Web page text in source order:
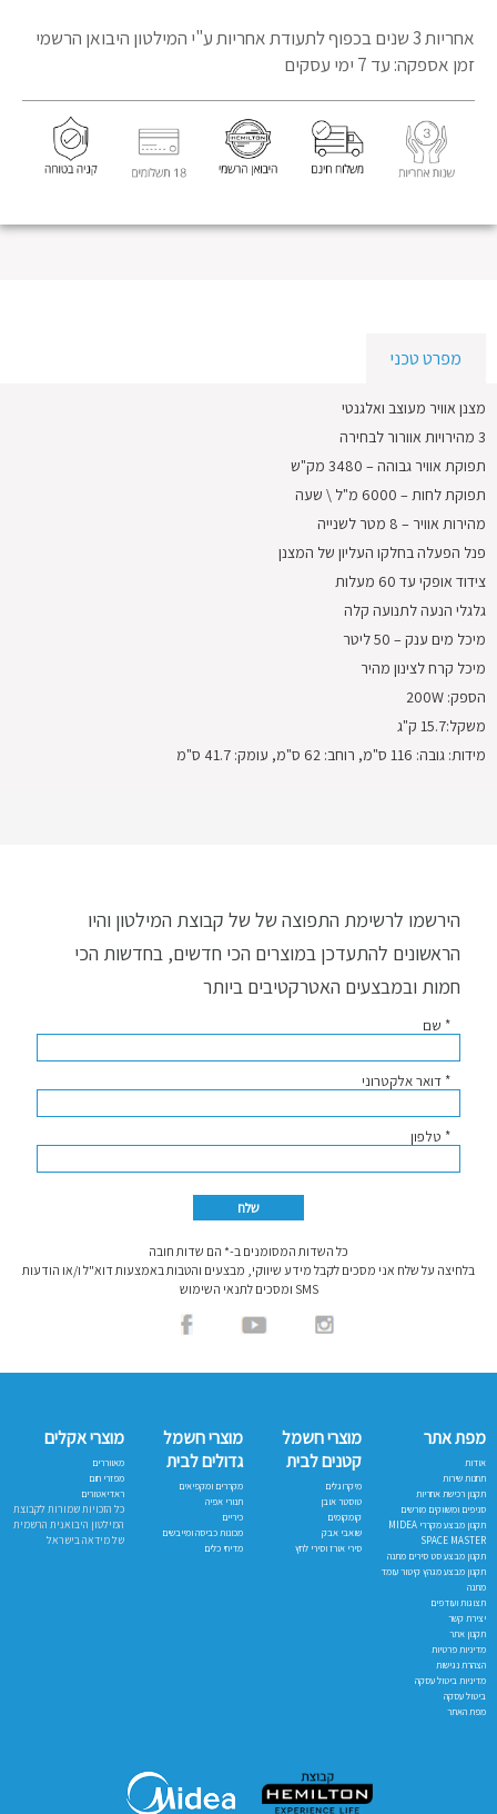
אחריות 3 שנים בכפוף לתעודת אחריות
ע"י המילטון היבואן הרשמי
זמן אספקה: עד 7 ימי עסקים
מפרט טכני
מצנן אוויר מעוצב ואלגנטי
3 מהירויות אוורור לבחירה
תפוקת אוויר גבוהה – 3480 מק"ש
תפוקת לחות – 6000 מ"ל \ שעה
מהירות אוויר – 8 מטר לשנייה
פנל הפעלה בחלקו העליון של המצנן
צידוד אופקי עד 60 מעלות
גלגלי הנעה לתנועה קלה
מיכל מים ענק – 50 ליטר
מיכל קרח לצינון מהיר
הספק: 200W
משקל:15.7 ק"ג
מידות: גובה: 116 ס"מ, רוחב: 62 ס"מ, עומק: 41.7 ס"מ
הירשמו לרשימת התפוצה של של קבוצת המילטון והיו
הראשונים להתעדכן במוצרים הכי חדשים, בחדשות הכי
חמות ובמבצעים האטרקטיבים ביותר
* שם
* דואר אלקטרוני
* טלפון
כל השדות המסומנים ב-* הם שדות חובה
בלחיצה על שלח אני מסכים לקבל מידע שיווקי, מבצעים והטבות באמצעות דוא"ל ו/או הודעות
SMS ומסכים לתנאי השימוש
מפת אתר
אודות
תחנות שירות
תקנון רכישת אחריות
סניפים ומשווקים מורשים
תקנון מבצע מקררי MIDEA
SPACE MASTER
תקנון מבצע סט סירים מתנה
תקנון מבצע מגהץ קיטור עומד
מתנה
תצוגות ועודפים
יצירת קשר
תקנון אתר
מדיניות פרטיות
הצהרת נגישות
מדיניות ביטול עסקה
ביטול עסקה
מפת האתר
מוצרי חשמל
קטנים לבית
מיקרוגלים
טוסטר אובן
קומקומים
שואבי אבק
סירי אורז וסירי לחץ
מוצרי חשמל
גדולים לבית
מקררים ומקפיאים
תנורי אפיה
כיריים
מכונות כביסה ומייבשים
מדיחי כלים
מוצרי אקלים
מאווררים
מפזרי חום
ראדיאטורים
כל הזכויות שמורות לקבוצת
המילטון היבואנית הרשמית
של מידאה בישראל